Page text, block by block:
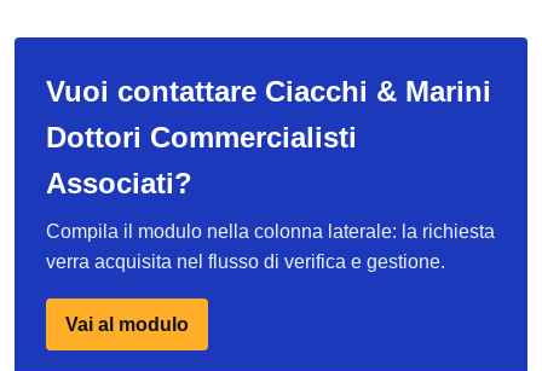
Vuoi contattare Ciacchi & Marini
Dottori Commercialisti
Associati?
Compila il modulo nella colonna laterale: la richiesta
verra acquisita nel flusso di verifica e gestione.
Vai al modulo